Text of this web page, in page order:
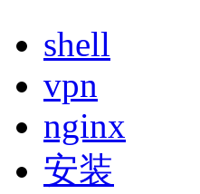
shell
vpn
nginx
安装